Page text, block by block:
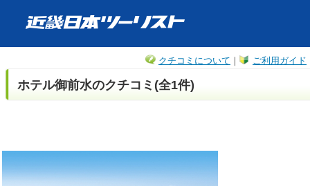
ご利用ガイド
クチコミについて ｜
ホテル御前水のクチコミ(全1件)